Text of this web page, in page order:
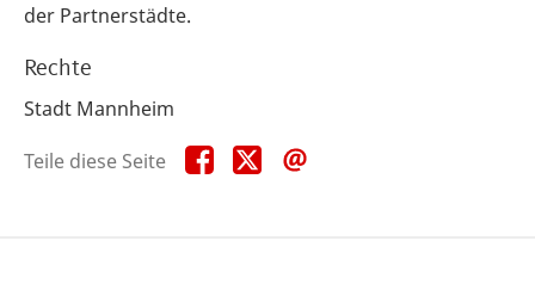
der Partnerstädte.
Rechte
Stadt Mannheim
Teile diese Seite
Teile
diese
Teile
diese